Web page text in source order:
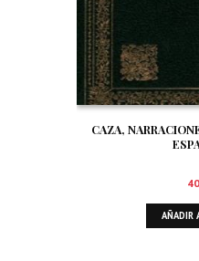
CAZA,
AÑADIR